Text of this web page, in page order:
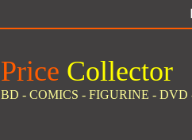
Price Collector
BD - COMICS - FIGURINE - DVD